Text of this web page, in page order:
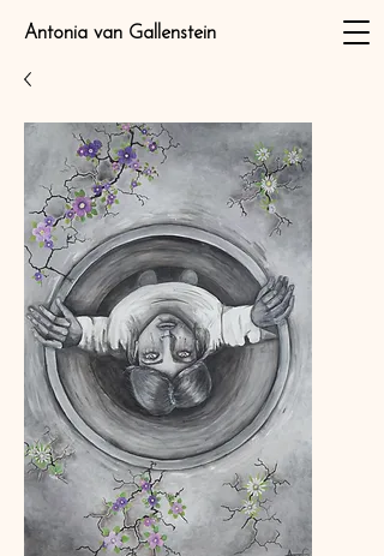
Antonia van Gallenstein